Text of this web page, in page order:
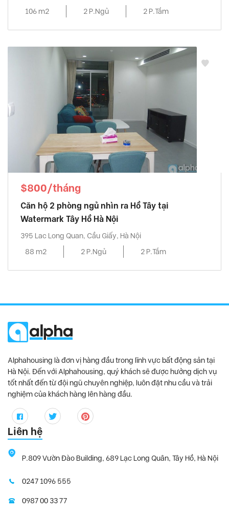
106 m2
2 P.Ngủ 2 P.Tắm
$800/tháng
Căn hộ 2 phòng ngủ nhìn ra Hồ Tây tại
Watermark Tây Hồ Hà Nội
395 Lac Long Quan, Cầu Giấy, Hà Nội
88 m2
2 P.Ngủ 2 P.Tắm
Alphahousing là đơn vị hàng đầu trong lĩnh vực bất động sản tại
Hà Nội. Đến với Alphahousing, quý khách sẽ được hưởng dịch vụ
tốt nhất đến từ đội ngũ chuyên nghiệp, luôn đặt nhu cầu và trải
nghiệm của khách hàng lên hàng đầu.
Liên hệ
P.809 Vườn Đào Building, 689 Lạc Long Quân, Tây Hồ, Hà Nội
0247 1096 555
0987 00 33 77